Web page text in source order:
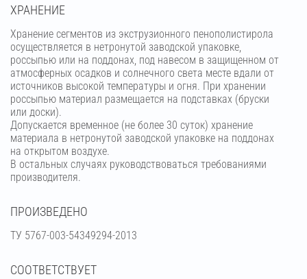
ХРАНЕНИЕ
Хранение сегментов из экструзионного пенополистирола
осуществляется в нетронутой заводской упаковке,
россыпью или на поддонах, под навесом в защищенном от
атмосферных осадков и солнечного света месте вдали от
источников высокой температуры и огня. При хранении
россыпью материал размещается на подставках (бруски
или доски).
Допускается временное (не более 30 суток) хранение
материала в нетронутой заводской упаковке на поддонах
на открытом воздухе.
В остальных случаях руководствоваться требованиями
производителя.
ПРОИЗВЕДЕНО
ТУ 5767-003-54349294-2013
СООТВЕТСТВУЕТ